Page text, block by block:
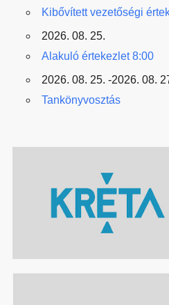
Kibővített vezetőségi
2026. 08. 25.
Alakuló értekezlet 8:00
2026. 08. 25. -2026. 08.
Tankönyvosztás